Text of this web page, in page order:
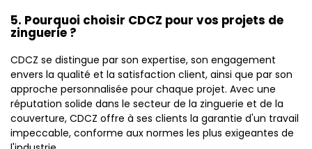
5. Pourquoi choisir CDCZ pour vos projets de
zinguerie ?
CDCZ se distingue par son expertise, son engagement
envers la qualité et la satisfaction client, ainsi que par son
approche personnalisée pour chaque projet. Avec une
réputation solide dans le secteur de la zinguerie et de la
couverture, CDCZ offre à ses clients la garantie d'un travail
impeccable, conforme aux normes les plus exigeantes de